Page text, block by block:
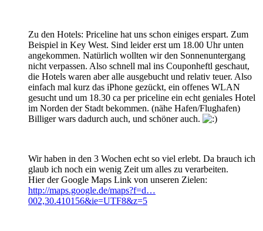
Zu den Hotels: Priceline hat uns schon einiges erspart. Zum
Beispiel in Key West. Sind leider erst um 18.00 Uhr unten
angekommen. Natürlich wollten wir den Sonnenuntergang
nicht verpassen. Also schnell mal ins Couponheftl geschaut,
die Hotels waren aber alle ausgebucht und relativ teuer. Also
einfach mal kurz das iPhone gezückt, ein offenes WLAN
gesucht und um 18.30 ca per priceline ein echt geniales Hotel
im Norden der Stadt bekommen. (nähe Hafen/Flughafen)
Billiger wars dadurch auch, und schöner auch.
Wir haben in den 3 Wochen echt so viel erlebt. Da brauch ich
glaub ich noch ein wenig Zeit um alles zu verarbeiten.
Hier der Google Maps Link von unseren Zielen:
http://maps.google.de/maps?f=d…
002,30.410156&ie=UTF8&z=5